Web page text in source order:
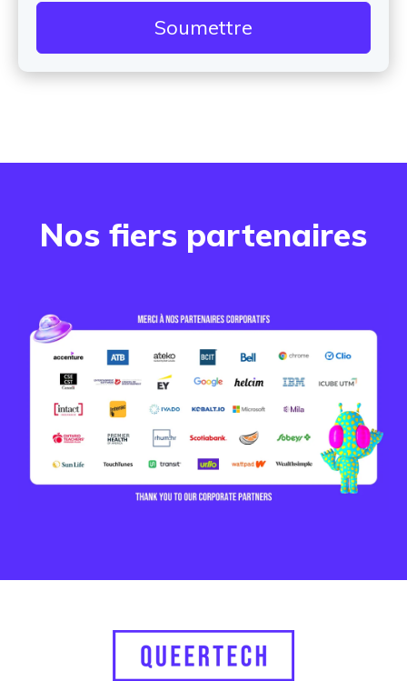
Nos fiers partenaires